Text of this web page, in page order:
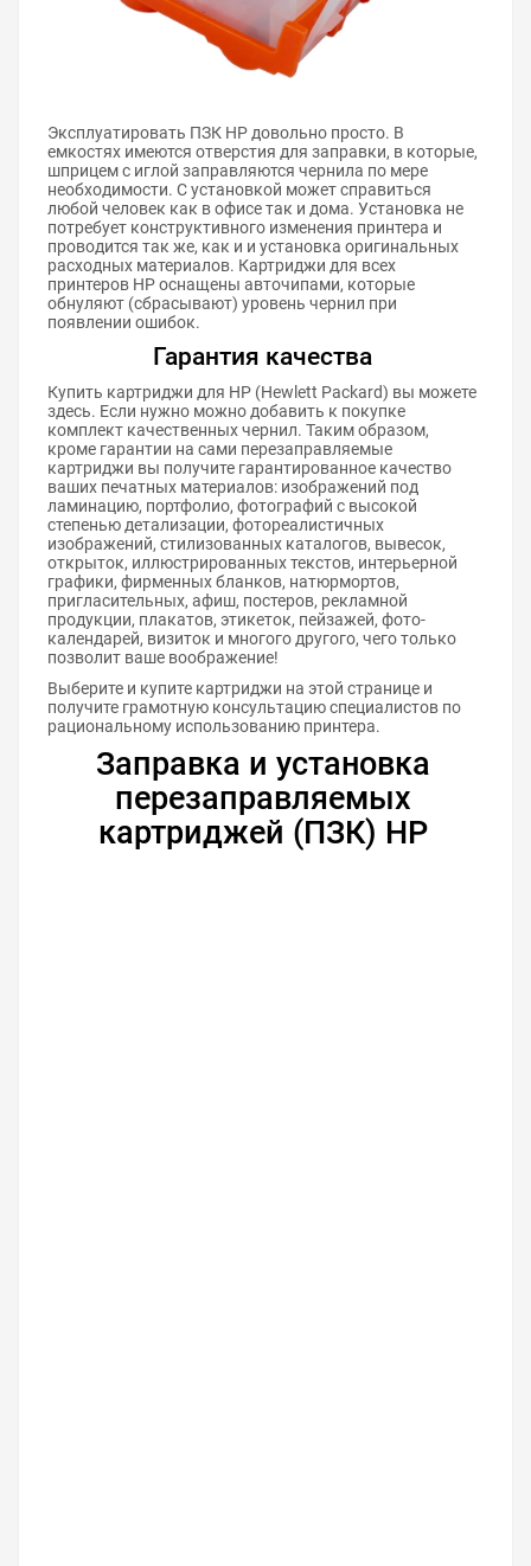
Эксплуатировать ПЗК HP довольно просто. В
емкостях имеются отверстия для заправки, в которые,
шприцем с иглой заправляются чернила по мере
необходимости. С установкой может справиться
любой человек как в офисе так и дома. Установка не
потребует конструктивного изменения принтера и
проводится так же, как и и установка оригинальных
расходных материалов. Картриджи для всех
принтеров HP оснащены авточипами, которые
обнуляют (сбрасывают) уровень чернил при
появлении ошибок.
Гарантия качества
Купить картриджи для HP (Hewlett Packard) вы можете
здесь. Если нужно можно добавить к покупке
комплект качественных чернил. Таким образом,
кроме гарантии на сами перезаправляемые
картриджи вы получите гарантированное качество
ваших печатных материалов: изображений под
ламинацию, портфолио, фотографий с высокой
степенью детализации, фотореалистичных
изображений, стилизованных каталогов, вывесок,
открыток, иллюстрированных текстов, интерьерной
графики, фирменных бланков, натюрмортов,
пригласительных, афиш, постеров, рекламной
продукции, плакатов, этикеток, пейзажей, фото-
календарей, визиток и многого другого, чего только
позволит ваше воображение!
Выберите и купите картриджи на этой странице и
получите грамотную консультацию специалистов по
рациональному использованию принтера.
Заправка и установка
перезаправляемых
картриджей (ПЗК) HP